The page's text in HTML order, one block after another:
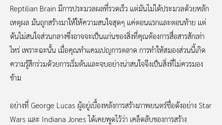
Reptilian Brain มีการประมวลผลที่รวดเร็ว แต่มันไม่ได้ประมวลด้วยหลัก
เหตุผล มันถูกสร้างมาให้ให้ความสนใจสุดๆ แค่ตอนแรกและตอนท้าย แต่
ดันไม่สนใจส่วนกลางซึ่งอาจจะเป็นแก่นของสิ่งที่คุณต้องการสื่อสารสักเท่า
ไหร่ เพราะฉะนั้น เมื่อคุณทำแคมเปญการตลาด การทำให้สมองส่วนนี้เกิด
ความรู้สึกร่วมด้วยการเริ่มต้นและจบอย่างน่าสนใจจึงเป็นสิ่งที่ไม่ควรมอง
ข้าม
อย่างที่ George Lucas ผู้อยู่เบื้องหลังการสร้างภาพยนตร์ชื่อดังอย่าง Star
Wars และ Indiana Jones ได้เคยพูดไว้ว่า เคล็ดลับของการสร้าง